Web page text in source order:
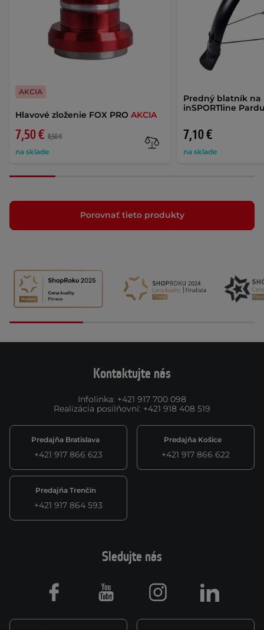
Hlavové zloženie FOX PRO AKCIA
7,50 € 8,50 €
na sklade
AKCIA
Predný blatník na
inSPORTline
7,10 €
na sklade
Porovnať tieto produkty
Kontaktujte nás
Infolinka: +421 917 700 098
Realizácia posilňovní: +421 918 408 519
Predajňa Bratislava
+421 917 866 623
Predajňa Košice
+421 917 866 622
Predajňa Trenčín
+421 917 864 593
Sledujte nás
Facebook Youtube Instagram LinkedIn